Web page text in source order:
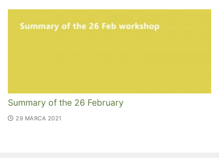
Summary of the 26 February
29 MARCA 2021